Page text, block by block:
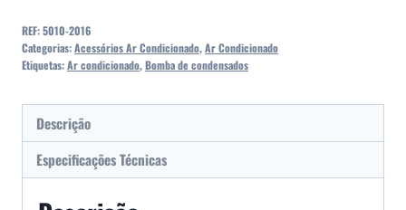
REF:5010-2016
Categorias:Acessórios Ar Condicionado,Ar Condicionado
Etiquetas:Ar condicionado,Bomba de condensados
Descrição
Especificações Técnicas